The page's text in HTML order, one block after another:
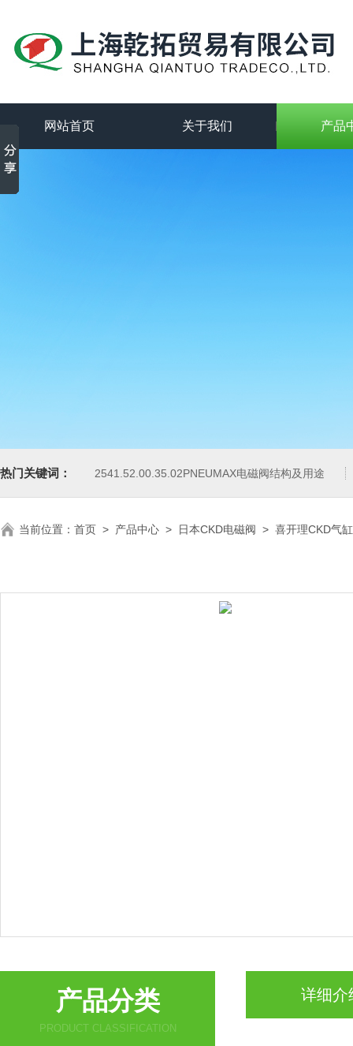
网站首页 关于我们 产品
热门关键词： 2541.52.00.35.02PNEUMAX电磁阀结构及用途
当前位置： 首页 > 产品中心 > 日本CKD电磁阀 > 喜开理CKD气缸
产品分类
PRODUCT CLASSIFICATION
详细介